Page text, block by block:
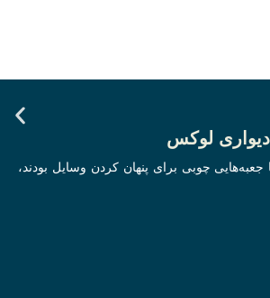
دیواری لوکس
چوبی برای پنهان کردن وسایل بودند،